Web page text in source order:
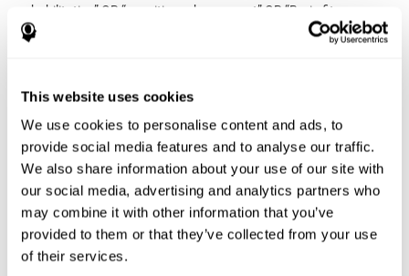
This website uses cookies
We use cookies to personalise content and ads, to
provide social media features and to analyse our traffic.
We also share information about your use of our site with
our social media, advertising and analytics partners who
may combine it with other information that you’ve
provided to them or that they’ve collected from your use
of their services.
rehabilitation” OR “cognitive enhancement” OR “Brain fitness
software” OR “cognitive retention therapy” OR “computerized
cognitive behavioural therapy”. Estos términos se emplearon
revisados por pares, contener ensayos clínicos en personas
sanas mayores de 50 años y que se basasen en medidas
cognitivas. Se excluyeron los abstracts de conferencias, otras
poblaciones que no fueran adultos mayores sanos, que
incluyeran personas con demencia, que emplearan videojuegos o
que la medida principal no fuera la cognitiva.
Dos
revisores independientescomprobaron los títulos y los
abstracts de los estudios relevantes. Se tuvo en cuenta